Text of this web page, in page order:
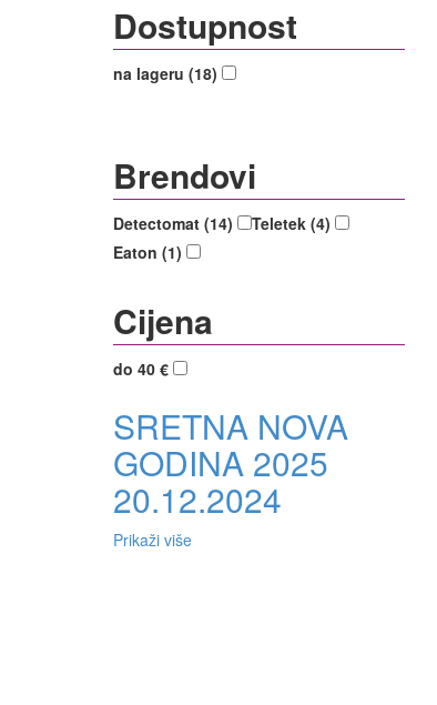
Dostupnost
na lageru (18)
Brendovi
Detectomat (14)
Teletek (4)
Eaton (1)
Cijena
do 40 €
SRETNA NOVA
GODINA 2025
20.12.2024
Prikaži više